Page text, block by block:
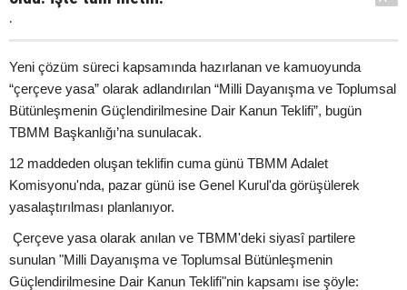
.
Yeni çözüm süreci kapsamında hazırlanan ve kamuoyunda
“çerçeve yasa” olarak adlandırılan “Milli Dayanışma ve Toplumsal
Bütünleşmenin Güçlendirilmesine Dair Kanun Teklifi”, bugün
TBMM Başkanlığı’na sunulacak.
12 maddeden oluşan teklifin cuma günü TBMM Adalet
Komisyonu'nda, pazar günü ise Genel Kurul'da görüşülerek
yasalaştırılması planlanıyor.
Çerçeve yasa olarak anılan ve TBMM'deki siyasî partilere
sunulan "Milli Dayanışma ve Toplumsal Bütünleşmenin
Güçlendirilmesine Dair Kanun Teklifi"nin kapsamı ise şöyle: